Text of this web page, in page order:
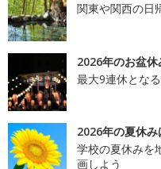
関東や関西の日
2026年のお盆
最大9連休とな
2026年の夏休
学校の夏休みを
画しよう